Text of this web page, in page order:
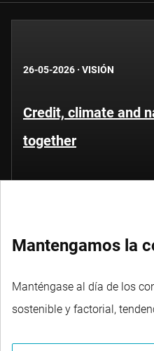
26-05-2026 · VISIÓN
Credit, climate and
together
Mantengamos la
Manténgase al día de los
sostenible y factorial,